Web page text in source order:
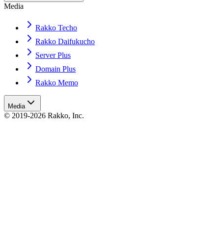
Media
Rakko Techo
Rakko Daifukucho
Server Plus
Domain Plus
Rakko Memo
Media
© 2019-2026 Rakko, Inc.